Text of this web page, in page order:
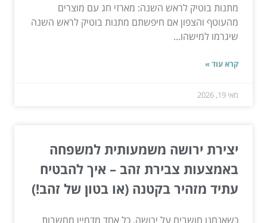
מתנות בוטיק לראש השנה: מארזי חג עם מוצרים
מהעוטף והצפון אם חיפשתם מתנות בוטיק לראש השנה
שיגרמו למישהו...
קרא עוד »
מאי 19, 2026
יצירת ירושה משמעותית למשפחה
באמצעות צבירת זהב – איך להבטיח
עתיד מזהיר בקטנה (או בטון של זהב!)
כשאנחנו חושבים על ירושה, כל אחד מדמיין מחשבות